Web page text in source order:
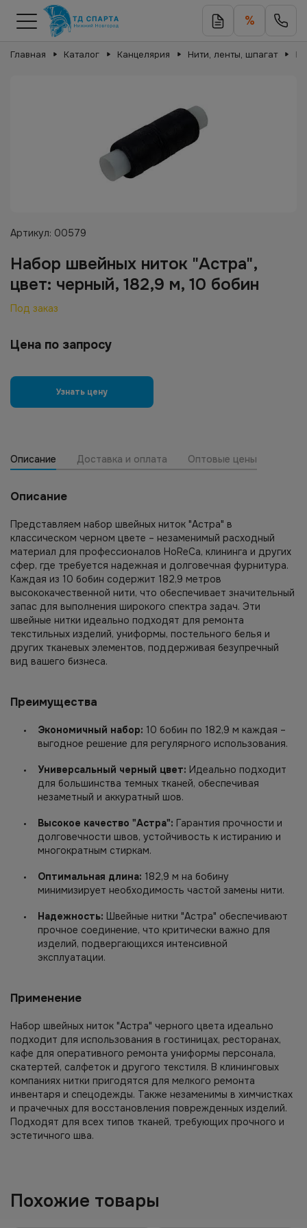
%
Главная Каталог Канцелярия Нити, ленты, шпагат
Артикул: 00579
Набор швейных ниток "Астра",
цвет: черный, 182,9 м, 10 бобин
Под заказ
Цена по запросу
Узнать цену
Описание Доставка и оплата Оптовые цены
Описание
Представляем набор швейных ниток "Астра" в
классическом черном цвете – незаменимый расходный
материал для профессионалов HoReCa, клининга и других
сфер, где требуется надежная и долговечная фурнитура.
Каждая из 10 бобин содержит 182,9 метров
высококачественной нити, что обеспечивает значительный
запас для выполнения широкого спектра задач. Эти
швейные нитки идеально подходят для ремонта
текстильных изделий, униформы, постельного белья и
других тканевых элементов, поддерживая безупречный
вид вашего бизнеса.
Преимущества
Экономичный набор: 10 бобин по 182,9 м каждая –
выгодное решение для регулярного использования.
Универсальный черный цвет: Идеально подходит
для большинства темных тканей, обеспечивая
незаметный и аккуратный шов.
Высокое качество "Астра": Гарантия прочности и
долговечности швов, устойчивость к истиранию и
многократным стиркам.
Оптимальная длина: 182,9 м на бобину
минимизирует необходимость частой замены нити.
Надежность: Швейные нитки "Астра" обеспечивают
прочное соединение, что критически важно для
изделий, подвергающихся интенсивной
эксплуатации.
Применение
Набор швейных ниток "Астра" черного цвета идеально
подходит для использования в гостиницах, ресторанах,
кафе для оперативного ремонта униформы персонала,
скатертей, салфеток и другого текстиля. В клининговых
компаниях нитки пригодятся для мелкого ремонта
инвентаря и спецодежды. Также незаменимы в химчистках
и прачечных для восстановления поврежденных изделий.
Подходят для всех типов тканей, требующих прочного и
эстетичного шва.
Похожие товары